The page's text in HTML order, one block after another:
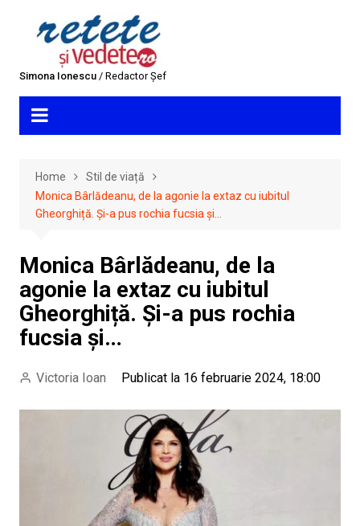
Simona Ionescu/ Redactor Șef
Home
Stil de viață
Monica Bârlădeanu, de la agonie la extaz cu iubitul
Gheorghiță. Și-a pus rochia fucsia și…
Monica Bârlădeanu, de la
agonie la extaz cu iubitul
Gheorghiță. Și-a pus rochia
fucsia și…
Victoria Ioan Publicat la 16 februarie 2024, 18:00